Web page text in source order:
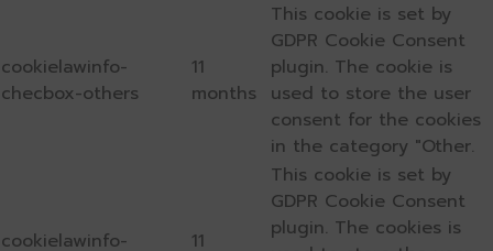
cookielawinfo-
checbox-others
11
months
This cookie is set by
GDPR Cookie Consent
plugin. The cookie is
used to store the user
consent for the cookies
in the category "Other.
cookielawinfo-
11
This cookie is set by
GDPR Cookie Consent
plugin. The cookies is